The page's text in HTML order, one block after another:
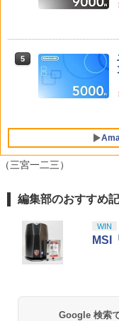
5
5
1
1
1
（三宮一二三）
編集部のおすすめ
WIN
MSI
Google 検索